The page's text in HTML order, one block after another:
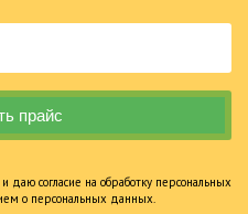
согласие на обработку персональных
о персональных данных.